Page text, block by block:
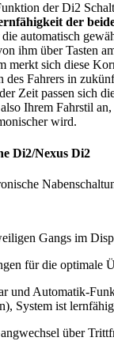
der Di2
der
automatisch
ihm über Tasten
merkt sich diese
Fahrers in
Zeit passen sich
Ihrem Fahrstil an,
wird.
Di2/Nexus Di2
Gangs im
für die optimale
und Automatik-
System ist lernfähig
über